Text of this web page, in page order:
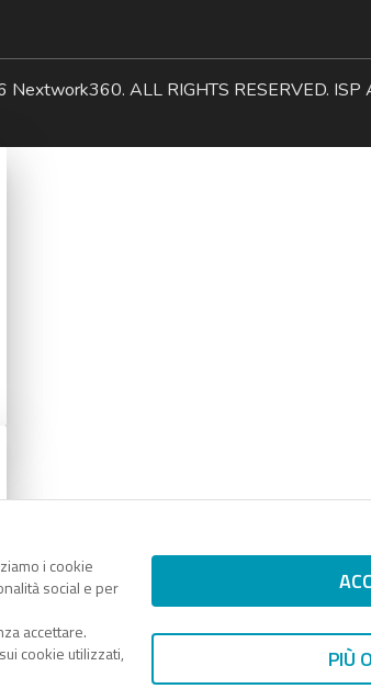
i cookie
social e per
accettare.
cookie utilizzati,
PIÙ
ALL RIGHTS RESERVED. ISP